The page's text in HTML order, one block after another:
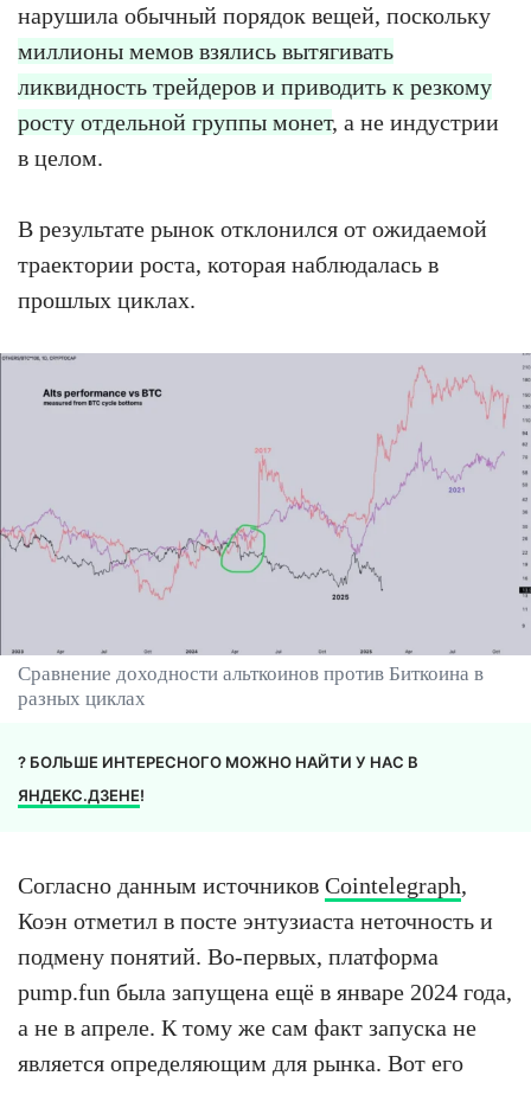
нарушила обычный порядок вещей, поскольку
миллионы мемов взялись вытягивать
ликвидность трейдеров и приводить к резкому
росту отдельной группы монет, а не индустрии
в целом.
В результате рынок отклонился от ожидаемой
траектории роста, которая наблюдалась в
прошлых циклах.
Сравнение доходности альткоинов против Биткоина в
разных циклах
? БОЛЬШЕ ИНТЕРЕСНОГО МОЖНО НАЙТИ У НАС В
ЯНДЕКС.ДЗЕНЕ!
Согласно данным источников Cointelegraph,
Коэн отметил в посте энтузиаста неточность и
подмену понятий. Во-первых, платформа
pump.fun была запущена ещё в январе 2024 года,
а не в апреле. К тому же сам факт запуска не
является определяющим для рынка. Вот его